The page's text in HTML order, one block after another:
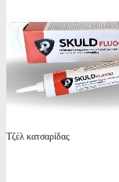
Τζέλ κατσαρίδας